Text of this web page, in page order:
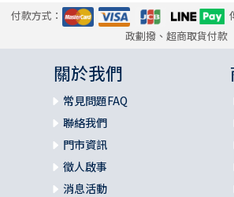
付款方式：
政劃撥、超商取貨付款
關於我們
常見問題FAQ
聯絡我們
門市資訊
徵人啟事
消息活動